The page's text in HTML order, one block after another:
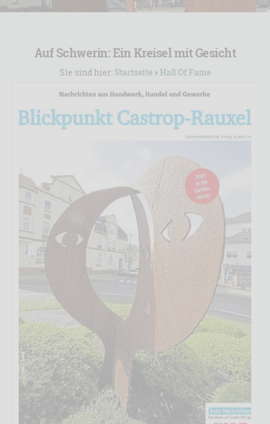
Auf Schwerin: Ein Kreisel mit Gesicht
Sie sind hier: Startseite» Hall Of Fame